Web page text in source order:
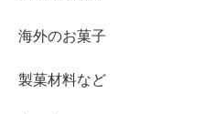
海外のお菓子
製菓材料など